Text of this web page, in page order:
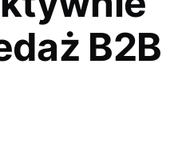
B2B